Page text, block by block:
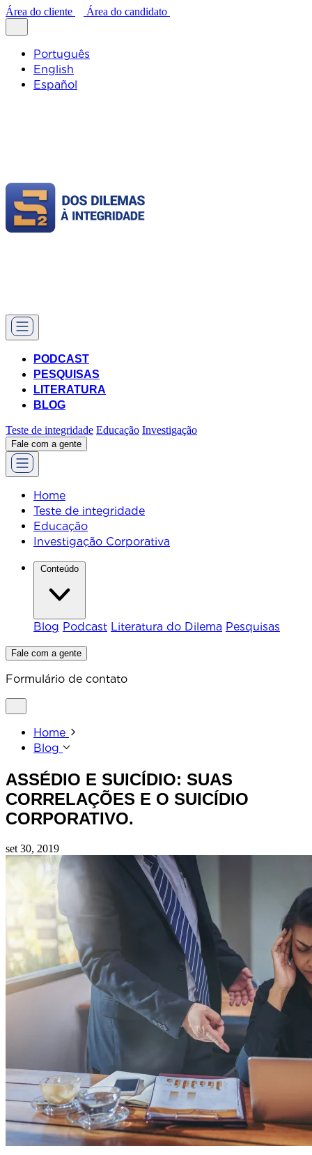
Área do cliente Área do candidato
Português
English
Español
PODCAST
PESQUISAS
LITERATURA
BLOG
Teste de integridade Educação Investigação
Fale com a gente
Home
Teste de integridade
Educação
Investigação Corporativa
Blog Podcast Literatura do Dilema Pesquisas
Fale com a gente
Formulário de contato
Home
Blog
ASSÉDIO E SUICÍDIO: SUAS
CORRELAÇÕES E O SUICÍDIO
CORPORATIVO.
set 30, 2019